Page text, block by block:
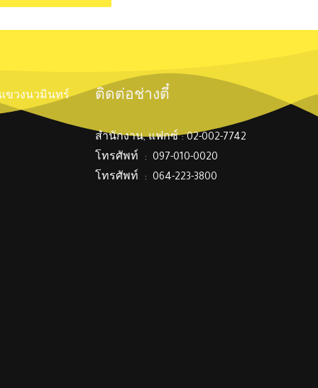
แขวงนวมินทร์ ติดต่อช่างตี๋
สำนักงาน, แฟกซ์ : 02-002-7742
โทรศัพท์ : 097-010-0020
โทรศัพท์ : 064-223-3800